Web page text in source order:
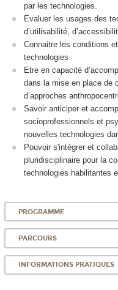
par les technologies.
Evaluer les usages des
d’utilisabilité,
Connaitre les conditions
technologies
Etre en capacité
dans la mise en place de
d’approches
Savoir anticiper et
socioprofessionnels et
nouvelles technologies
Pouvoir s'intégrer et
pluridisciplinaire pour la
technologies habilitantes
PROGRAMME
PARCOURS
INFORMATIONS PRATIQUES